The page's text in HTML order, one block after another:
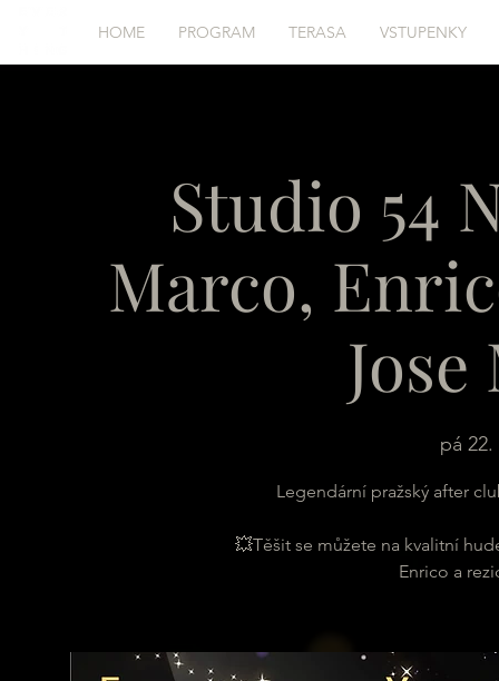
HOME PROGRAM TERASA VSTUPENKY
Studio 54
Marco,
pá 22.
Legendární pražský after
💥Těšit se můžete na kvalitní
Enrico a